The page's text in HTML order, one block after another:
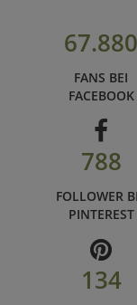
67.880
FANS BEI
FACEBOOK
788
FOLLOWER
PINTEREST
134